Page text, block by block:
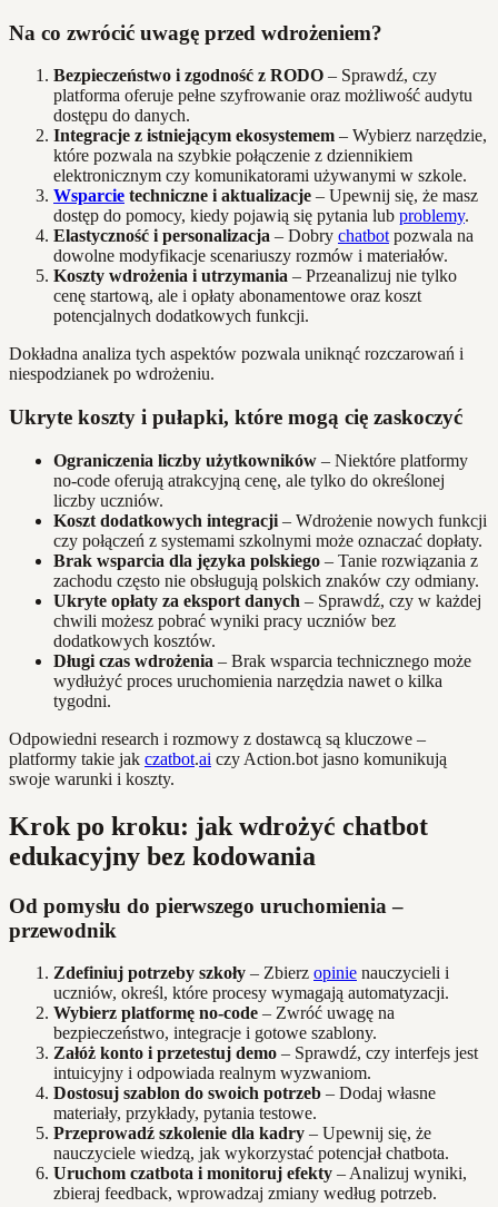
Na co zwrócić uwagę przed wdrożeniem?
Bezpieczeństwo i zgodność z RODO – Sprawdź, czy
platforma oferuje pełne szyfrowanie oraz możliwość audytu
dostępu do danych.
Integracje z istniejącym ekosystemem – Wybierz narzędzie,
które pozwala na szybkie połączenie z dziennikiem
elektronicznym czy komunikatorami używanymi w szkole.
Wsparcie techniczne i aktualizacje – Upewnij się, że masz
dostęp do pomocy, kiedy pojawią się pytania lub problemy.
Elastyczność i personalizacja – Dobry chatbotpozwala na
dowolne modyfikacje scenariuszy rozmów i materiałów.
Koszty wdrożenia i utrzymania – Przeanalizuj nie tylko
cenę startową, ale i opłaty abonamentowe oraz koszt
potencjalnych dodatkowych funkcji.
Dokładna analiza tych aspektów pozwala uniknąć rozczarowań i
niespodzianek po wdrożeniu.
Ukryte koszty i pułapki, które mogą cię zaskoczyć
Ograniczenia liczby użytkowników – Niektóre platformy
no-code oferują atrakcyjną cenę, ale tylko do określonej
liczby uczniów.
Koszt dodatkowych integracji – Wdrożenie nowych funkcji
czy połączeń z systemami szkolnymi może oznaczać dopłaty.
Brak wsparcia dla języka polskiego – Tanie rozwiązania z
zachodu często nie obsługują polskich znaków czy odmiany.
Ukryte opłaty za eksport danych – Sprawdź, czy w każdej
chwili możesz pobrać wyniki pracy uczniów bez
dodatkowych kosztów.
Długi czas wdrożenia – Brak wsparcia technicznego może
wydłużyć proces uruchomienia narzędzia nawet o kilka
tygodni.
Odpowiedni research i rozmowy z dostawcą są kluczowe –
platformy takie jak czatbot.ai czy Action.bot jasno komunikują
swoje warunki i koszty.
Krok po kroku: jak wdrożyć chatbot
edukacyjny bez kodowania
Od pomysłu do pierwszego uruchomienia –
przewodnik
Zdefiniuj potrzeby szkoły – Zbierz opinie nauczycieli i
uczniów, określ, które procesy wymagają automatyzacji.
Wybierz platformę no-code – Zwróć uwagę na
bezpieczeństwo, integracje i gotowe szablony.
Załóż konto i przetestuj demo – Sprawdź, czy interfejs jest
intuicyjny i odpowiada realnym wyzwaniom.
Dostosuj szablon do swoich potrzeb – Dodaj własne
materiały, przykłady, pytania testowe.
Przeprowadź szkolenie dla kadry – Upewnij się, że
nauczyciele wiedzą, jak wykorzystać potencjał chatbota.
Uruchom czatbota i monitoruj efekty – Analizuj wyniki,
zbieraj feedback, wprowadzaj zmiany według potrzeb.